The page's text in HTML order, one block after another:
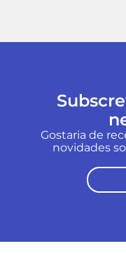
Gostaria de
novidades